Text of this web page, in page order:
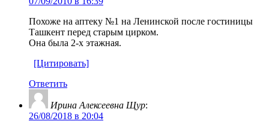
Похоже на аптеку №1 на Ленинской после гостиницы
Ташкент перед старым цирком.
Она была 2-х этажная.
[Цитировать]
Ответить
Ирина Алексеевна Щур:
26/08/2018 в 20:04